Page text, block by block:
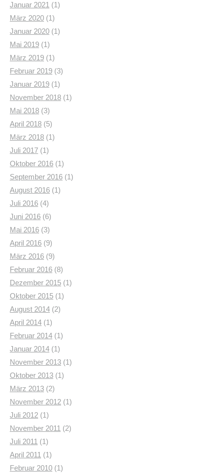
Januar 2021 (1)
März 2020 (1)
Januar 2020 (1)
Mai 2019 (1)
März 2019 (1)
Februar 2019 (3)
Januar 2019 (1)
November 2018 (1)
Mai 2018 (3)
April 2018 (5)
März 2018 (1)
Juli 2017 (1)
Oktober 2016 (1)
September 2016 (1)
August 2016 (1)
Juli 2016 (4)
Juni 2016 (6)
Mai 2016 (3)
April 2016 (9)
März 2016 (9)
Februar 2016 (8)
Dezember 2015 (1)
Oktober 2015 (1)
August 2014 (2)
April 2014 (1)
Februar 2014 (1)
Januar 2014 (1)
November 2013 (1)
Oktober 2013 (1)
März 2013 (2)
November 2012 (1)
Juli 2012 (1)
November 2011 (2)
Juli 2011 (1)
April 2011 (1)
Februar 2010 (1)